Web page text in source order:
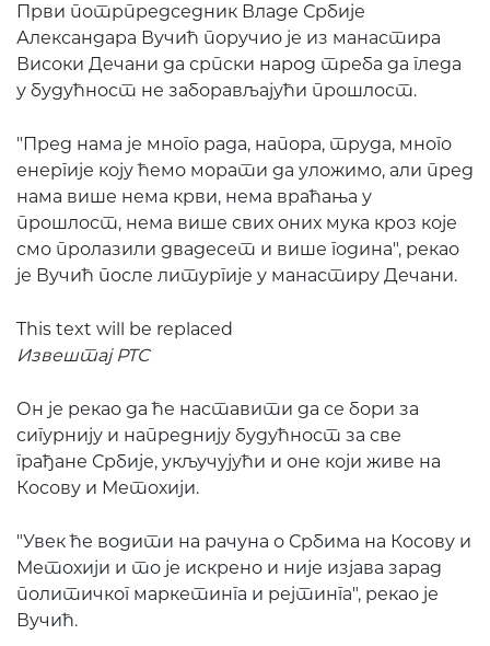
Први потрпредседник Владе Србије
Александара Вучић поручио је из манастира
Високи Дечани да српски народ треба да гледа
у будућност не заборављајући прошлост.
"Пред нама је много рада, напора, труда, много
енергије коју ћемо морати да уложимо, али пред
нама више нема крви, нема враћања у
прошлост, нема више свих оних мука кроз које
смо пролазили двадесет и више година", рекао
је Вучић после литургије у манастиру Дечани.
This text will be replaced
Извештај РТС
Он је рекао да ће наставити да се бори за
сигурнију и напреднију будућност за све
грађане Србије, укључујући и оне који живе на
Косову и Метохији.
"Увек ће водити на рачуна о Србима на Косову и
Метохији и то је искрено и није изјава зарад
политичког маркетинга и рејтинга", рекао је
Вучић.